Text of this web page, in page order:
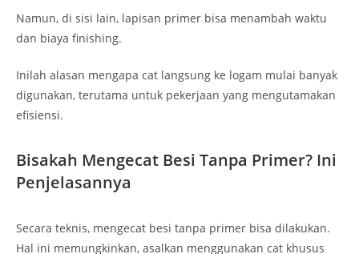
Namun, di sisi lain, lapisan primer bisa menambah waktu
dan biaya finishing.
Inilah alasan mengapa cat langsung ke logam mulai banyak
digunakan, terutama untuk pekerjaan yang mengutamakan
efisiensi.
Bisakah Mengecat Besi Tanpa Primer? Ini
Penjelasannya
Secara teknis, mengecat besi tanpa primer bisa dilakukan.
Hal ini memungkinkan, asalkan menggunakan cat khusus